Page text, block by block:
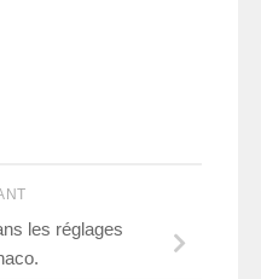
les réglages